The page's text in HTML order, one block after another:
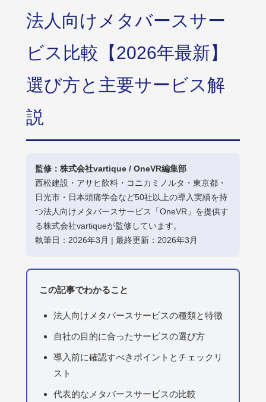
法人向けメタバースサー
ビス比較【2026年最新】
選び方と主要サービス解
説
監修：株式会社vartique / OneVR編集部
西松建設・アサヒ飲料・コニカミノルタ・東京都・
日光市・日本頭痛学会など50社以上の導入実績を持
つ法人向けメタバースサービス「OneVR」を提供す
る株式会社vartiqueが監修しています。
執筆日：2026年3月 | 最終更新：2026年3月
この記事でわかること
法人向けメタバースサービスの種類と特徴
自社の目的に合ったサービスの選び方
導入前に確認すべきポイントとチェックリ
スト
代表的なメタバースサービスの比較